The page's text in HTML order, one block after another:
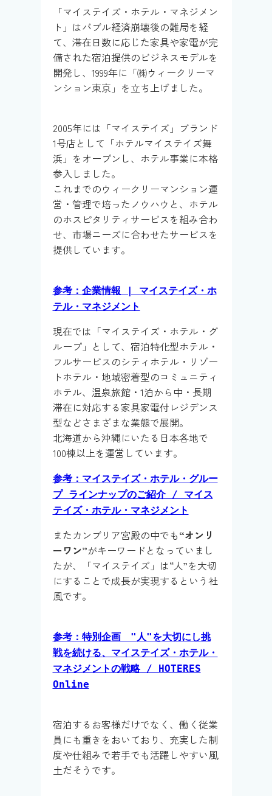
「マイステイズ・ホテル・マネジメン
ト」はバブル経済崩壊後の難局を経
て、滞在日数に応じた家具や家電が完
備された宿泊提供のビジネスモデルを
開発し、1999年に「㈱ウィークリーマ
ンション東京」を立ち上げました。
2005年には「マイステイズ」ブランド
1号店として「ホテルマイステイズ舞
浜」をオープンし、ホテル事業に本格
参入しました。
これまでのウィークリーマンション運
営・管理で培ったノウハウと、ホテル
のホスピタリティサービスを組み合わ
せ、市場ニーズに合わせたサービスを
提供しています。
参考：企業情報 | マイステイズ・ホ
テル・マネジメント
現在では「マイステイズ・ホテル・グ
ループ」として、宿泊特化型ホテル・
フルサービスのシティホテル・リゾー
トホテル・地域密着型のコミュニティ
ホテル、温泉旅館・1泊から中・長期
滞在に対応する家具家電付レジデンス
型などさまざまな業態で展開。
北海道から沖縄にいたる日本各地で
100棟以上を運営しています。
参考：マイステイズ・ホテル・グルー
プ ラインナップのご紹介 / マイス
テイズ・ホテル・マネジメント
またカンブリア宮殿の中でも“オンリ
ーワン”がキーワードとなっていまし
たが、「マイステイズ」は“人”を大切
にすることで成長が実現するという社
風​​です。
参考：特別企画 "人"を大切にし挑
戦を続ける、マイステイズ・ホテル・
マネジメントの戦略 / HOTERES
Online
宿泊するお客様だけでなく、働く従業
員にも重きをおいており、充実した制
度や仕組み​​で若手でも活躍しやすい風
土だそうです。